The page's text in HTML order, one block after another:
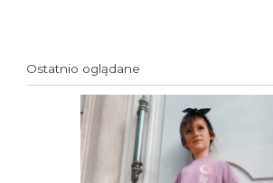
Ostatnio oglądane